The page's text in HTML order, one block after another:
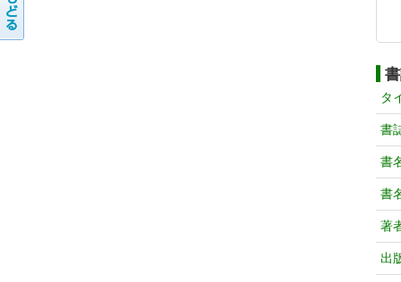
タ
書
書
書
著
出